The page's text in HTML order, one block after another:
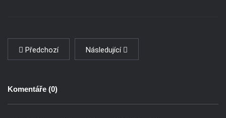
Předchozí Následující
Komentáře (0)